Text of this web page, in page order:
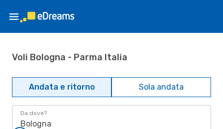
Voli Bologna - Parma Italia
Andata e ritorno Sola andata
Da dove?
Bologna